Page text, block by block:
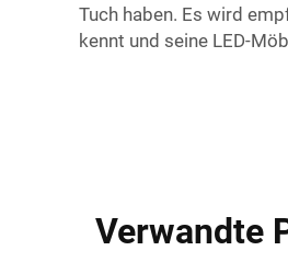
Tuch haben. Es wird
kennt und seine LED-
Verwandte